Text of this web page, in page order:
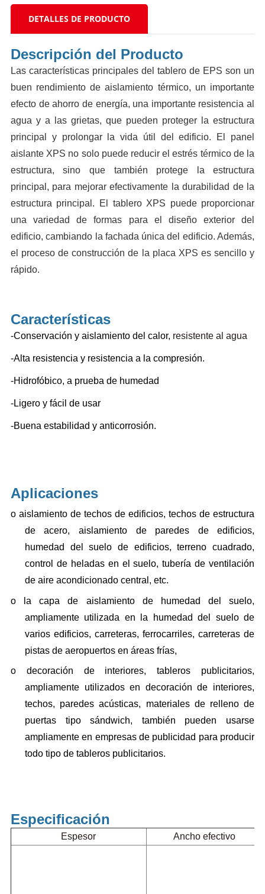
DETALLES DE PRODUCTO
Descripción del Producto
Las características principales del tablero de EPS son un
buen rendimiento de aislamiento térmico, un importante
efecto de ahorro de energía, una importante resistencia al
agua y a las grietas, que pueden proteger la estructura
principal y prolongar la vida útil del edificio. El panel
aislante XPS no solo puede reducir el estrés térmico de la
estructura, sino que también protege la estructura
principal, para mejorar efectivamente la durabilidad de la
estructura principal. El tablero XPS puede proporcionar
una variedad de formas para el diseño exterior del
edificio, cambiando la fachada única del edificio. Además,
el proceso de construcción de la placa XPS es sencillo y
rápido.
Características
-Conservación y aislamiento del calor, resistente al agua
-Alta resistencia y resistencia a la compresión.
-Hidrofóbico, a prueba de humedad
-Ligero y fácil de usar
-Buena estabilidad y anticorrosión.
Aplicaciones
o aislamiento de techos de edificios, techos de estructura
de acero, aislamiento de paredes de edificios,
humedad del suelo de edificios, terreno cuadrado,
control de heladas en el suelo, tubería de ventilación
de aire acondicionado central, etc.
o
la capa de aislamiento de humedad del suelo,
ampliamente utilizada en la humedad del suelo de
varios edificios, carreteras, ferrocarriles, carreteras de
pistas de aeropuertos en áreas frías,
o decoración de interiores, tableros publicitarios,
ampliamente utilizados en decoración de interiores,
techos, paredes acústicas, materiales de relleno de
puertas tipo sándwich, también pueden usarse
ampliamente en empresas de publicidad para producir
todo tipo de tableros publicitarios.
Especificación
Espesor Ancho efectivo